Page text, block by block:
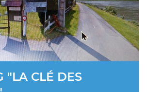
"LA CLÉ DES